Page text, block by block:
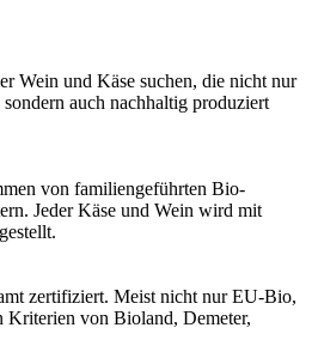
Wein und Käse suchen, die nicht nur
auch nachhaltig produziert
von familiengeführten Bio-
Jeder Käse und Wein wird mit
zertifiziert. Meist nicht nur EU-Bio,
Kriterien von Bioland, Demeter,